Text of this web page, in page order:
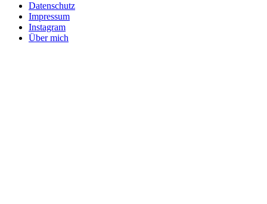
Datenschutz
Impressum
Instagram
Über mich